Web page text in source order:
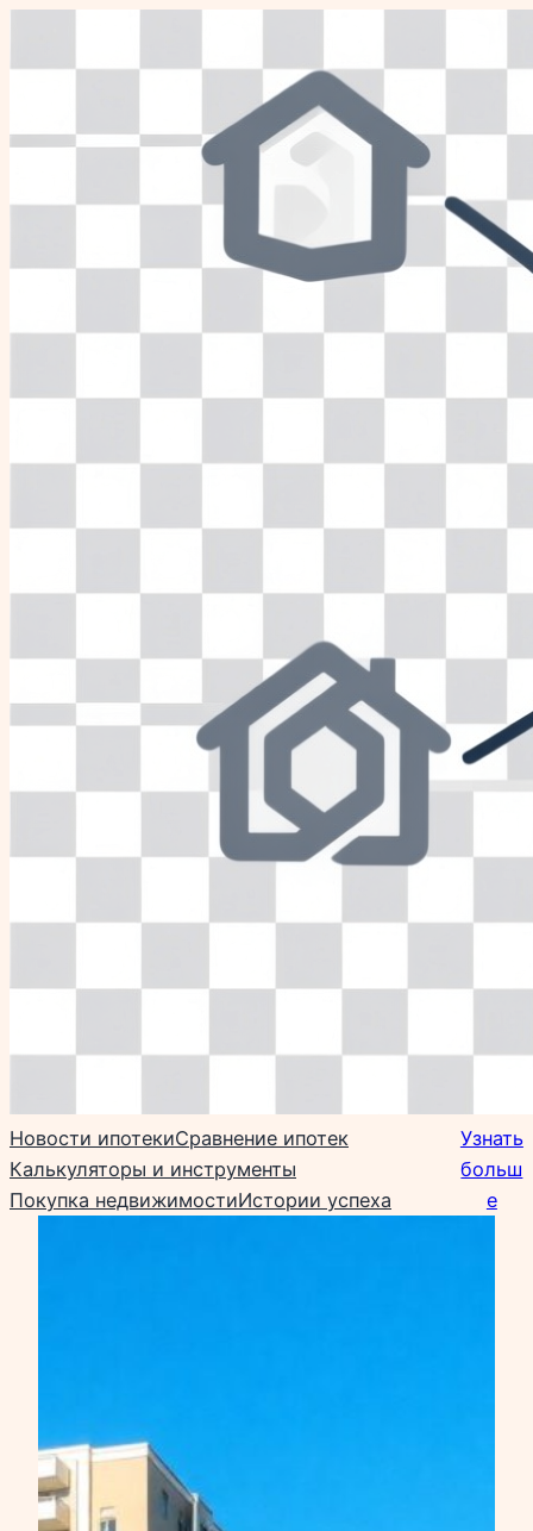
Новости ипотекиСравнение ипотек
Калькуляторы и инструменты
Покупка недвижимостиИстории успеха
Узнать
больш
е